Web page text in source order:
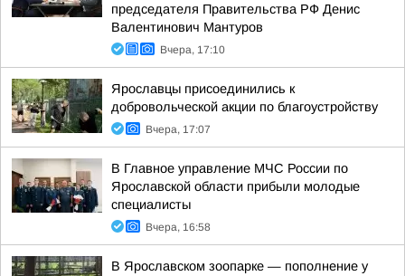
председателя Правительства РФ Денис
Валентинович Мантуров
Вчера, 17:10
Ярославцы присоединились к
добровольческой акции по благоустройству
Вчера, 17:07
В Главное управление МЧС России по
Ярославской области прибыли молодые
специалисты
Вчера, 16:58
В Ярославском зоопарке — пополнение у